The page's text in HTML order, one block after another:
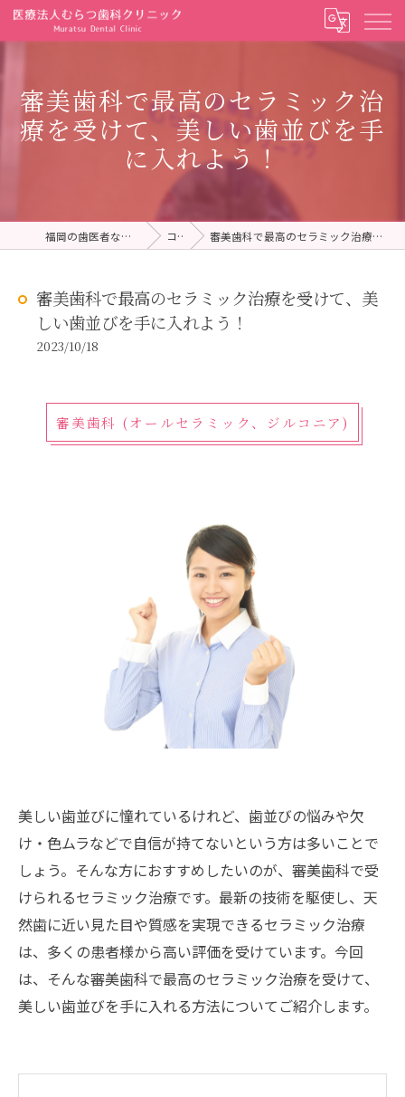
審美歯科で最高のセラミック治
療を受けて、美しい歯並びを手
に入れよう！
福岡の歯医者ならむらつ歯科クリニック コラム 審美歯科で最高のセラミック治療を受けて、美しい歯並びを手に入れよう！
審美歯科で最高のセラミック治療を受けて、美
しい歯並びを手に入れよう！
2023/10/18
審美歯科 (オールセラミック、ジルコニア)
美しい歯並びに憧れているけれど、歯並びの悩みや欠
け・色ムラなどで自信が持てないという方は多いことで
しょう。そんな方におすすめしたいのが、審美歯科で受
けられるセラミック治療です。最新の技術を駆使し、天
然歯に近い見た目や質感を実現できるセラミック治療
は、多くの患者様から高い評価を受けています。今回
は、そんな審美歯科で最高のセラミック治療を受けて、
美しい歯並びを手に入れる方法についてご紹介します。